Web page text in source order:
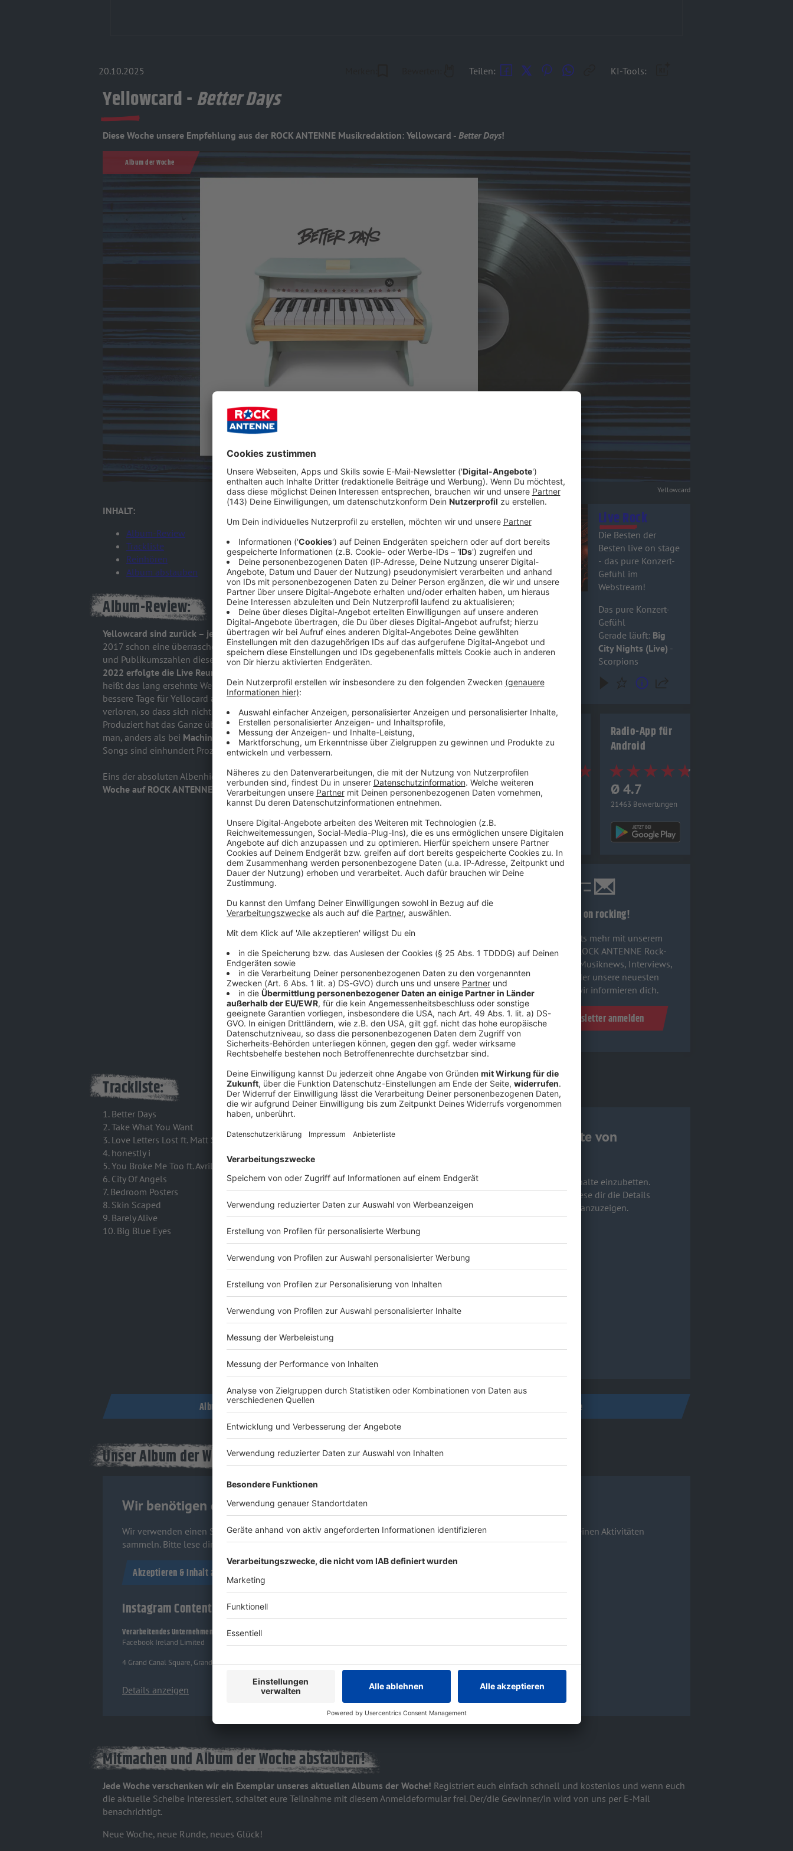
20.10.2025 Teilen: KI-Tools:
Yellowcard -Better Days
Diese Woche unsere Empfehlung aus der ROCK ANTENNE Musikredaktion: Yellowcard - Better Days!
Album der Woche
Yellowcard
INHALT:
Album-Review
Trackliste
Reinhören
Album abstauben
Album-Review:
Yellowcard sind zurück – jetzt auch auf Platte!Angesichts Millionen verkaufter Tonträger war es
2017 schon eine überraschend nüchterne Entscheidung, zwecks langsam sinkender Verkaufs-
und Publikumszahlen diese Band aufzulösen!
2022 erfolgte die Live Reunion
heißt das lang ersehnte Werk der Jungs aus Florida, und tatsächlich scheinen sich wieder
bessere Tage für Yellocard anzubahnen! Die Band hat ihr Händchen für Pop – Punk Hits nicht
verloren, so dass sich nicht wenige ins Jahr 2005 zurückgebeamt fühlen, wennBetter daysläuft.
Produziert hat das Ganze übrigens Blink 182 TausendsassaTravis Barker , aber zum Glück hört
man, anders als bei Machine Gun Kellybeispielsweise, seinen Einfluss nicht groß raus! Die
Songs sind einhundert Prozent Yellowcard! Deswegen sagen wir: Welcome back!
Eins der absoluten Albenhighlights des Jahres und natürlichist es deshalb das Album der
Woche auf ROCK ANTENNE!
Live Rock
Die Besten der
Besten live on stage
- das pure Konzert-
Gefühl im
Webstream!
Das pure Konzert-
Gefühl
Gerade läuft: Big
City Nights (Live) -
Scorpions
iOS (Apple)
Ø 4.8
Radio-App für
Android
Ø 4.7
21463 Bewertungen
Keep on rocking!
Verpass' nichts mehr mit unserem
kostenlosen ROCK ANTENNE Rock-
Newsletter. Ob Musiknews, Interviews,
Quizspaß oder unsere neuesten
Aktionen - wir informieren dich.
Zum Newsletter anmelden
Trackliste:
1. Better Days
2. Take What You Want
3. Love Letters Lost ft. Matt Skiba
4. honestly i
5. You Broke Me Too ft. Avril Lavigne
6. City Of Angels
7. Bedroom Posters
8. Skin Scaped
9. Barely Alive
10. Big Blue Eyes
Reinhören:
Wir benötigen deine Zustimmung, um Inhalte von
Wir verwenden einen Service eines Drittanbieters, um externe Inhalte einzubetten.
Dieser Service kann Daten zu deinen Aktivitäten sammeln. Bitte lese dir die Details
durch und stimme der Nutzung des Service zu, um diese Inhalte anzuzeigen.
Akzeptieren & Inhalt anzeigen
YouTube Video
Verarbeitendes Unternehmen
Google Ireland Limited
Google Building Gordon House, 4 Barrow St, Dublin, D04 E5W5, Ireland
Details anzeigen
Album auf Amazon kaufen Zur Instagram-Seite
Unser Album der Woche Video auf Social Media:
Wir benötigen deine Zustimmung, um Inhalte von Instagram anzuzeigen.
Wir verwenden einen Service eines Drittanbieters, um externe Inhalte einzubetten. Dieser Service kann Daten zu deinen Aktivitäten
sammeln. Bitte lese dir die Details durch und stimme der Nutzung des Service zu, um diese Inhalte anzuzeigen.
Akzeptieren & Inhalt anzeigen
Instagram Content
Verarbeitendes Unternehmen
Facebook Ireland Limited
4 Grand Canal Square, Grand Canal Harbour, Dublin, D02, Ireland
Details anzeigen
Mitmachen und Album der Woche abstauben!
Jede Woche verschenken wir ein Exemplar unseres aktuellen Albums der Woche! Registriert euch einfach schnell und kostenlos und wenn euch
die aktuelle Scheibe interessiert, schaltet eure Teilnahme mit diesem Anmeldeformular frei. Der/die Gewinner/in wird von uns per E-Mail
benachrichtigt.
Neue Woche, neue Runde, neues Glück!